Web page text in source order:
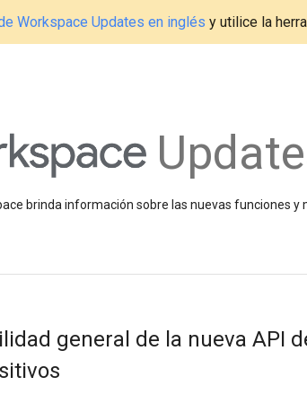
Workspace Updates en inglés y utilice la
brinda información sobre las nuevas funciones y
general de la nueva API